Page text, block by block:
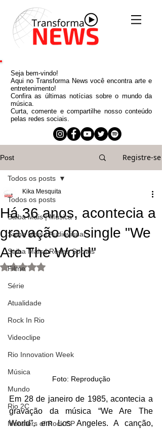
Seja bem-vindo!
Aqui no Transforma News você encontra arte e
entretenimento!
Confira as últimas notícias sobre o mundo da
música.
Curta, comente e compartilhe nosso conteúdo
pelas redes sociais.
Post Registre-se
Todos os posts
Saiba Mais | Música
Saiba Mais | Audiovisual
Saiba Mais | Redes Sociais
Filme
Série
Atualidade
Rock In Rio
Videoclipe
Rio Innovation Week
Música
Mundo
Rio 2C
Monsters of Rock SP
Todos os posts
Há 36 anos, acontecia a
gravação do single "We
Are The World"
Kika Mesquita
Avaliado com NaN de 5 estrelas.
Foto: Reprodução
Em 28 de janeiro de 1985, acontecia a
gravação da música “We Are The
World”, em Los Angeles. A canção,